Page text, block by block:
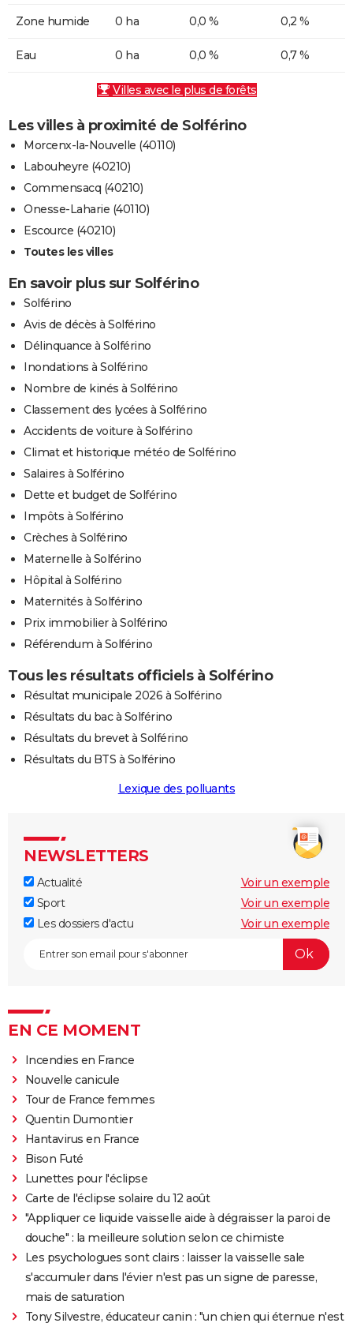
Zone humide 0 ha 0,0 % 0,2 %
Eau 0 ha 0,0 % 0,7 %
Villes avec le plus de forêts
Les villes à proximité de Solférino
Morcenx-la-Nouvelle (40110)
Labouheyre (40210)
Commensacq (40210)
Onesse-Laharie (40110)
Escource (40210)
Toutes les villes
En savoir plus sur Solférino
Solférino
Avis de décès à Solférino
Délinquance à Solférino
Inondations à Solférino
Nombre de kinés à Solférino
Classement des lycées à Solférino
Accidents de voiture à Solférino
Climat et historique météo de Solférino
Salaires à Solférino
Dette et budget de Solférino
Impôts à Solférino
Crèches à Solférino
Maternelle à Solférino
Hôpital à Solférino
Maternités à Solférino
Prix immobilier à Solférino
Référendum à Solférino
Tous les résultats officiels à Solférino
Résultat municipale 2026 à Solférino
Résultats du bac à Solférino
Résultats du brevet à Solférino
Résultats du BTS à Solférino
Lexique des polluants
NEWSLETTERS
Actualité
Voir un exemple
Sport
Voir un exemple
Les dossiers d'actu
Voir un exemple
EN CE MOMENT
Incendies en France
Nouvelle canicule
Tour de France femmes
Quentin Dumontier
Hantavirus en France
Bison Futé
Lunettes pour l'éclipse
Carte de l'éclipse solaire du 12 août
"Appliquer ce liquide vaisselle aide à dégraisser la paroi de
douche" : la meilleure solution selon ce chimiste
Les psychologues sont clairs : laisser la vaisselle sale
s'accumuler dans l'évier n'est pas un signe de paresse,
mais de saturation
Tony Silvestre, éducateur canin : "un chien qui éternue n'est